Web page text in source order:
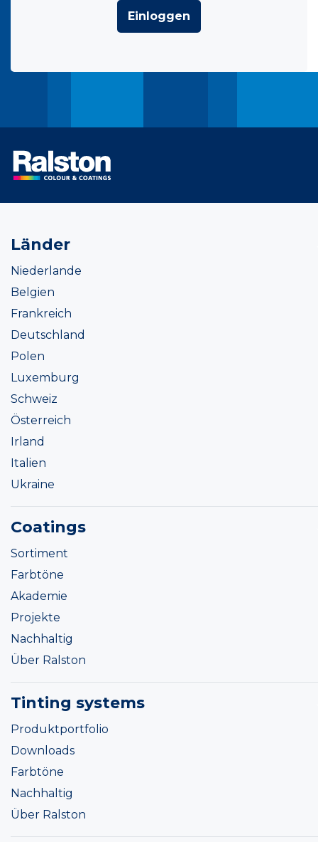
Einloggen
Länder
Niederlande
Belgien
Frankreich
Deutschland
Polen
Luxemburg
Schweiz
Österreich
Irland
Italien
Ukraine
Coatings
Sortiment
Farbtöne
Akademie
Projekte
Nachhaltig
Über Ralston
Tinting systems
Produktportfolio
Downloads
Farbtöne
Nachhaltig
Über Ralston